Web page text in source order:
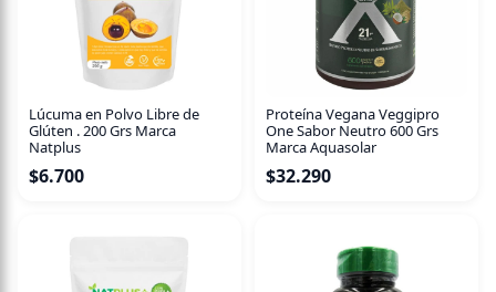
Lúcuma en Polvo Libre de
Glúten . 200 Grs Marca
Natplus
$6.700
Proteína Vegana Veggipro
One Sabor Neutro 600 Grs
Marca Aquasolar
$32.290